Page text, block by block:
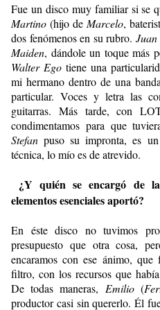
Fue un disco muy familiar si se
Martino (hijo de Marcelo,
dos fenómenos en su rubro. Juan
Maiden, dándole un toque más
Walter Ego tiene una
mi hermano dentro de una
particular. Voces y letra las
guitarras. Más tarde, con
condimentamos para que
Stefan puso su impronta, es
técnica, lo mío es de atrevido.
¿Y quién se encargó de
elementos esenciales aportó?
En éste disco no tuvimos
presupuesto que otra cosa,
encaramos con ese ánimo,
filtro, con los recursos que
De todas maneras, Emilio(
productor casi sin quererlo. Él